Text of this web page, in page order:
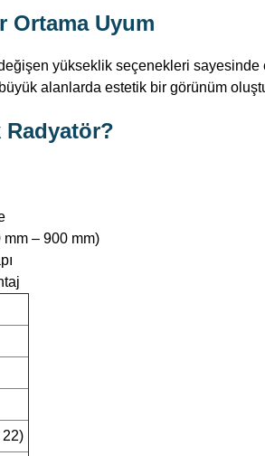
Ortama Uyum
yükseklik seçenekleri
alanlarda estetik bir görünüm
Radyatör?
– 900 mm)
22)